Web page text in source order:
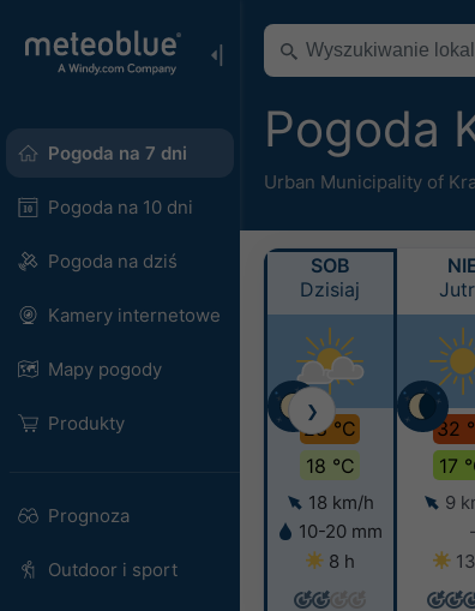
Pogoda na 7 dni
Pogoda na 10 dni
Pogoda na dziś
Kamery internetowe
Mapy pogody
Produkty
Prognoza
Outdoor i sport
Pogoda
Urban Municipality of
SOB
Dzisiaj
28 °C
18 °C
18 km/h
10-20 mm
8 h
32
17
9
-
❯